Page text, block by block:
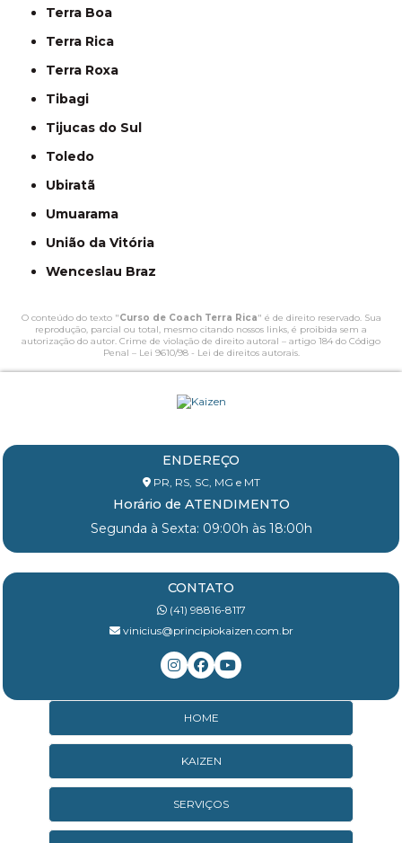
Terra Boa
Terra Rica
Terra Roxa
Tibagi
Tijucas do Sul
Toledo
Ubiratã
Umuarama
União da Vitória
Wenceslau Braz
O conteúdo do texto "Curso de Coach Terra Rica" é de direito reservado. Sua
reprodução, parcial ou total, mesmo citando nossos links, é proibida sem a
autorização do autor. Crime de violação de direito autoral – artigo 184 do Código
Penal – Lei 9610/98 - Lei de direitos autorais.
ENDEREÇO
PR, RS, SC, MG e MT
Horário de ATENDIMENTO
Segunda à Sexta: 09:00h às 18:00h
CONTATO
(41) 98816-8117
vinicius@principiokaizen.com.br
HOME
KAIZEN
SERVIÇOS